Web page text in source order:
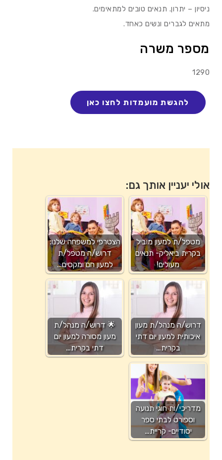
ניסיון – יתרון. תנאים טובים למתאימים.
מתאים לגברים ונשים כאחד.
מספר משרה
1290
אולי יעניין אותך גם:
מטפל/ת למעון מוביל
בקרית ביאליק- תנאים
מעולים!
הצטרפי למשפחה שלנו:
דרוש/ה מטפל/ת
למעון חם ומקסים…
דרוש/ה מנהל/ת מעון
איכותית למעון יום דתי
בקרית…
🌟 דרוש/ה מנהל/ת
מעון מסורה למעון יום
דתי בקרית…
מדריכי/ות חוגי תנועה
וספורט לבתי ספר
יסודיים- קריית…